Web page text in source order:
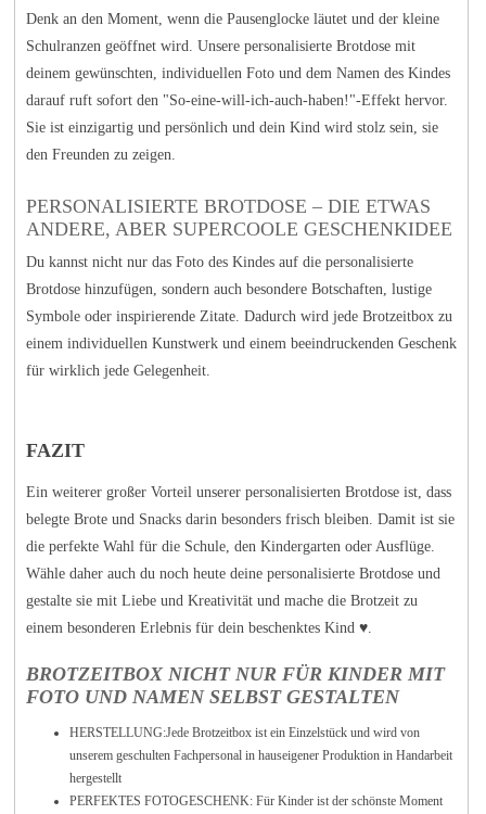
Denk an den Moment, wenn die Pausenglocke läutet und der kleine
Schulranzen geöffnet wird. Unsere personalisierte Brotdose mit
deinem gewünschten, individuellen Foto und dem Namen des Kindes
darauf ruft sofort den "So-eine-will-ich-auch-haben!"-Effekt hervor.
Sie ist einzigartig und persönlich und dein Kind wird stolz sein, sie
den Freunden zu zeigen.
PERSONALISIERTE BROTDOSE – DIE ETWAS
ANDERE, ABER SUPERCOOLE GESCHENKIDEE
Du kannst nicht nur das Foto des Kindes auf die personalisierte
Brotdose hinzufügen, sondern auch besondere Botschaften, lustige
Symbole oder inspirierende Zitate. Dadurch wird jede Brotzeitbox zu
einem individuellen Kunstwerk und einem beeindruckenden Geschenk
für wirklich jede Gelegenheit.
FAZIT
Ein weiterer großer Vorteil unserer personalisierten Brotdose ist, dass
belegte Brote und Snacks darin besonders frisch bleiben. Damit ist sie
die perfekte Wahl für die Schule, den Kindergarten oder Ausflüge.
Wähle daher auch du noch heute deine personalisierte Brotdose und
gestalte sie mit Liebe und Kreativität und mache die Brotzeit zu
einem besonderen Erlebnis für dein beschenktes Kind ♥.
BROTZEITBOX NICHT NUR FÜR KINDER MIT
FOTO UND NAMEN SELBST GESTALTEN
HERSTELLUNG:Jede Brotzeitbox ist ein Einzelstück und wird von
unserem geschulten Fachpersonal in hauseigener Produktion in Handarbeit
hergestellt
PERFEKTES FOTOGESCHENK: Für Kinder ist der schönste Moment